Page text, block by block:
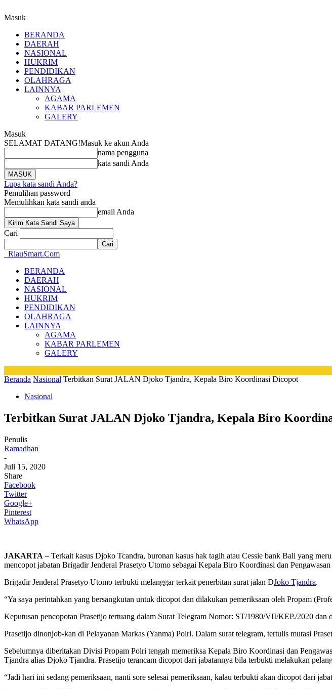
Masuk
BERANDA
DAERAH
NASIONAL
HUKRIM
PENDIDIKAN
OLAHRAGA
LAINNYA
AGAMA
KABAR PARLEMEN
GALERY
Masuk
SELAMAT DATANG!Masuk ke akun Anda
nama pengguna
kata sandi Anda
Lupa kata sandi Anda?
Pemulihan password
Memulihkan kata sandi anda
email Anda
Cari
RiauSmart.Com
BERANDA
DAERAH
NASIONAL
HUKRIM
PENDIDIKAN
OLAHRAGA
LAINNYA
AGAMA
KABAR PARLEMEN
GALERY
Beranda Nasional Terbitkan Surat JALAN Djoko Tjandra, Kepala Biro Koordinasi Dicopot
Nasional
Terbitkan Surat JALAN Djoko Tjandra, Kepala Biro
Penulis
Ramadhan
-
Juli 15, 2020
Share
Facebook
Twitter
Google+
Pinterest
WhatsApp
JAKARTA – Terkait kasus Djoko Tcandra, buronan kasus hak tagih atau Cessie bank Bali yang
mencopot jabatan Brigadir Jenderal Prasetyo Utomo sebagai Kepala Biro Koordinasi dan
Brigadir Jenderal Prasetyo Utomo terbukti melanggar terkait penerbitan surat jalan DJoko Tjandra.
“Ya saya perintahkan yang bersangkutan untuk dicopot dan dilakukan pemeriksaan oleh Propam
Keputusan pencopotan Prasetijo tertuang dalam Surat Telegram Nomor: ST/1980/VII/KEP./2020
Prasetijo dinonjob-kan di Pelayanan Markas (Yanma) Polri. Dalam surat telegram, tertulis mutasi
Sebelumnya diberitakan Divisi Propam Polri tengah memeriksa Kepala Biro Koordinasi dan
Tjandra alias Djoko Tjandra. Prasetijo terancam dicopot dari jabatannya bila terbukti melakukan
“Jadi hari ini sedang pemeriksaan, nanti sore selesai pemeriksaan, kalau terbukti akan dicopot dari